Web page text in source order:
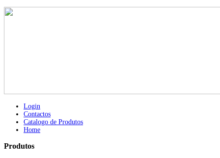
Login
Contactos
Catalogo de Produtos
Home
Produtos